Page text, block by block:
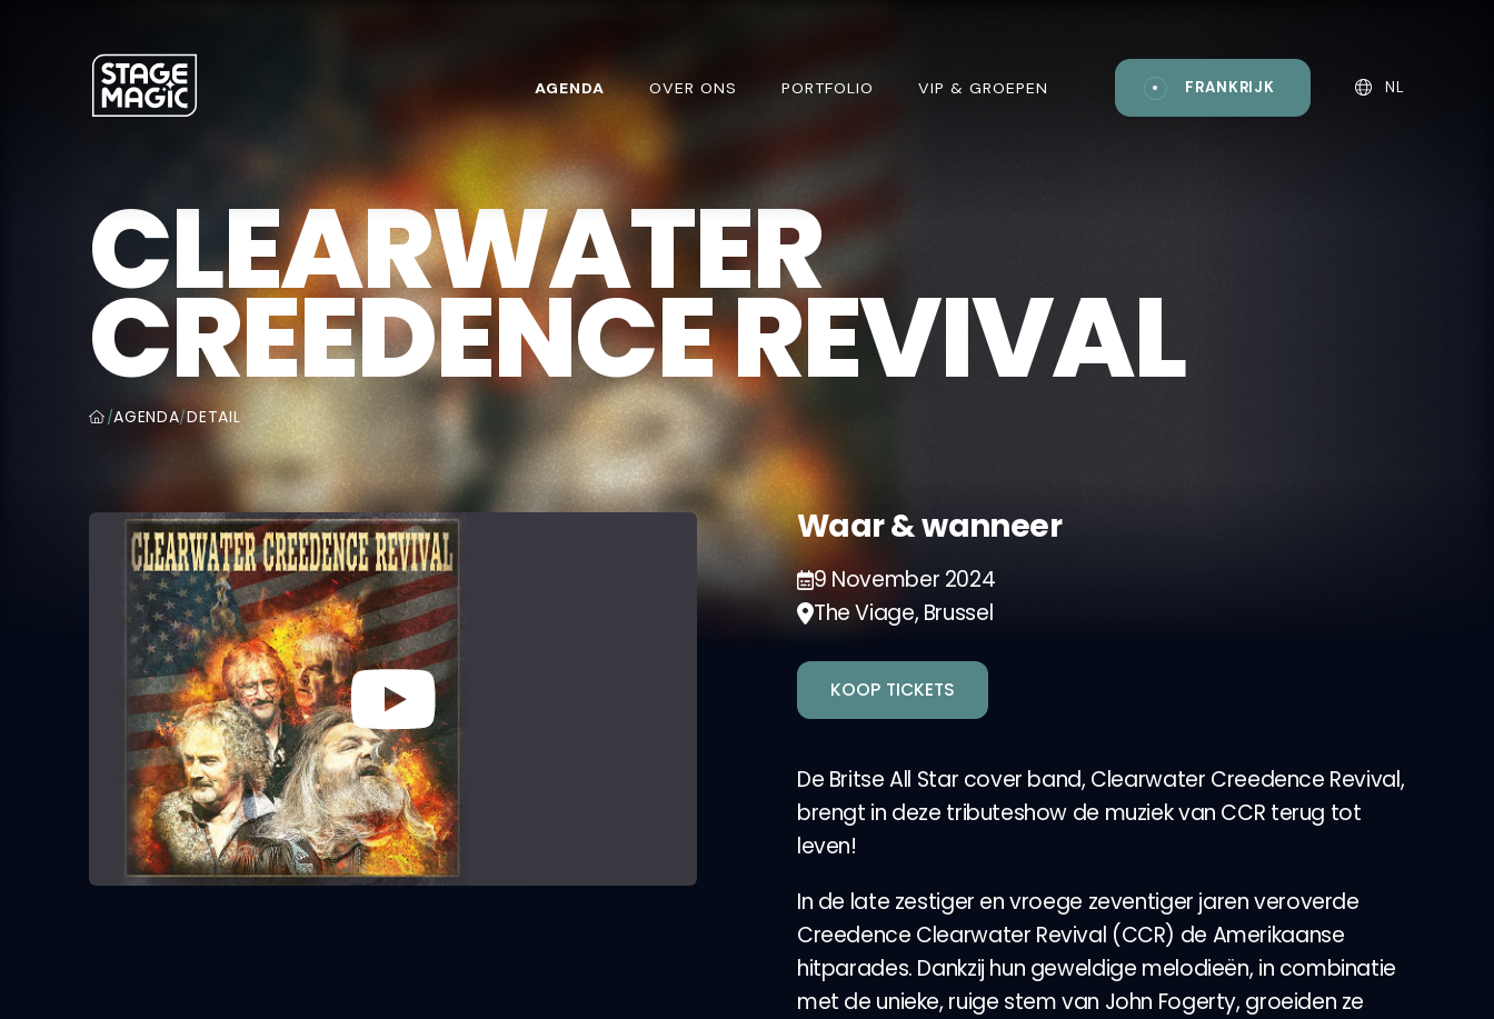
CLEARWATER
CREEDENCE REVIVAL
/AGENDA/DETAIL
AGENDA OVER ONS PORTFOLIO VIP & GROEPEN FRANKRIJK NL
Waar & wanneer
9 November 2024
The Viage, Brussel
KOOP TICKETS
De Britse All Star cover band, Clearwater Creedence Revival,
brengt in deze tributeshow de muziek van CCR terug tot
leven!
In de late zestiger en vroege zeventiger jaren veroverde
Creedence Clearwater Revival (CCR) de Amerikaanse
hitparades. Dankzij hun geweldige melodieën, in combinatie
met de unieke, ruige stem van John Fogerty, groeiden ze